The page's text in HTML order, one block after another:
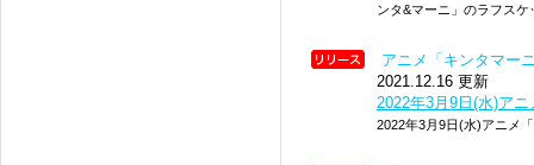
ンタ&マーニ」のラフス
アニメ「キンタマー
2021.12.16 更新
2022年3月9日(水)ア
2022年3月9日(水)アニメ